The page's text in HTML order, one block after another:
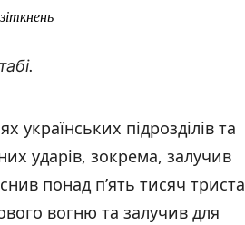
українських підрозділів та
ударів, зокрема, залучив
понад п’ять тисяч триста
вогню та залучив для